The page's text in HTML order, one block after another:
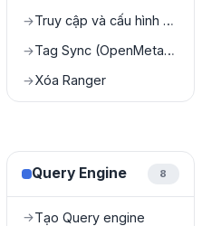
→ Truy cập và cấu hình quản lý Query Engine
→ Tag Sync (OpenMetadata & Ranger Integration)
→Xóa Ranger
Query Engine 8
→Tạo Query engine